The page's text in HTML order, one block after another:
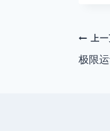
文
章
上
极限